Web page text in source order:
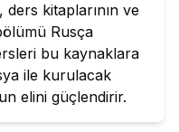
kitaplarının ve
Rusça
bu kaynaklara
ile kurulacak
elini güçlendirir.